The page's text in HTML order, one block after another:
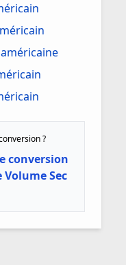
?
conversion
Sec